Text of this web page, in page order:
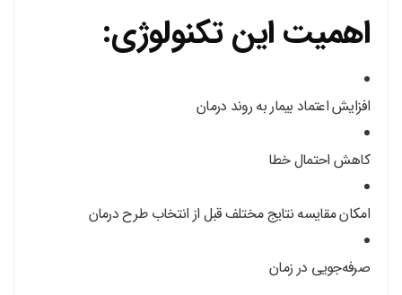
اهمیت این تکنولوژی:
افزایش اعتماد بیمار به روند درمان
کاهش احتمال خطا
امکان مقایسه نتایج مختلف قبل از انتخاب طرح درمان
صرفه‌جویی در زمان